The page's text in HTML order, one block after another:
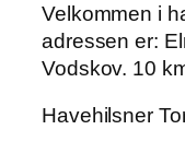
Velkommen i
adressen er:
Vodskov. 10
Havehilsner